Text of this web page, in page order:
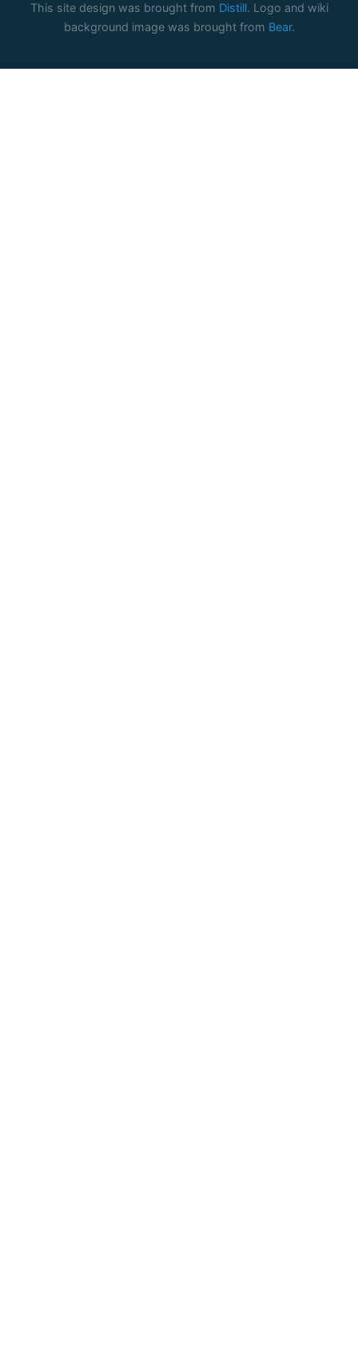
This site design was brought from Distill. Logo and wiki
background image was brought from Bear.